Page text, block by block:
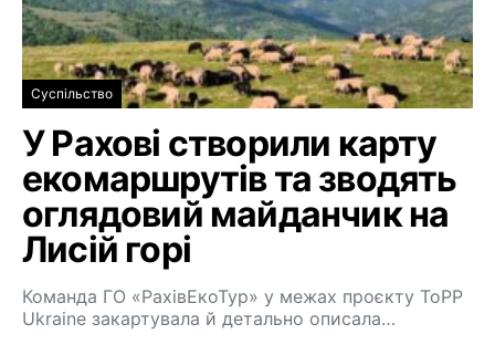
Суспільство
У Рахові створили карту
екомаршрутів та зводять
оглядовий майданчик на
Лисій горі
Команда ГО «РахівЕкоТур» у межах проєкту ToPP
Ukraine закартувала й детально описала…